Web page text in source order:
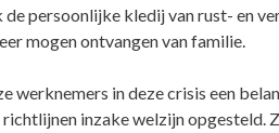
de persoonlijke kledij van rust- en
mogen ontvangen van familie.
werknemers in deze crisis een
inzake welzijn opgesteld.